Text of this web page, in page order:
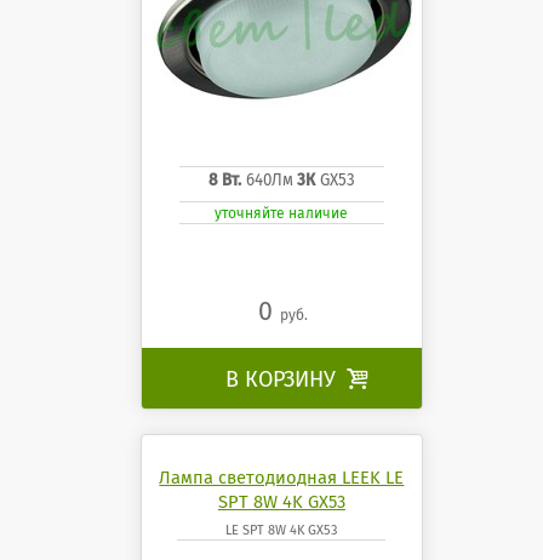
8 Вт.640Лм 3КGX53
уточняйте наличие
0 руб.
В КОРЗИНУ 
Лампа светодиодная LEEK LE
SPT 8W 4K GX53
LE SPT 8W 4K GX53